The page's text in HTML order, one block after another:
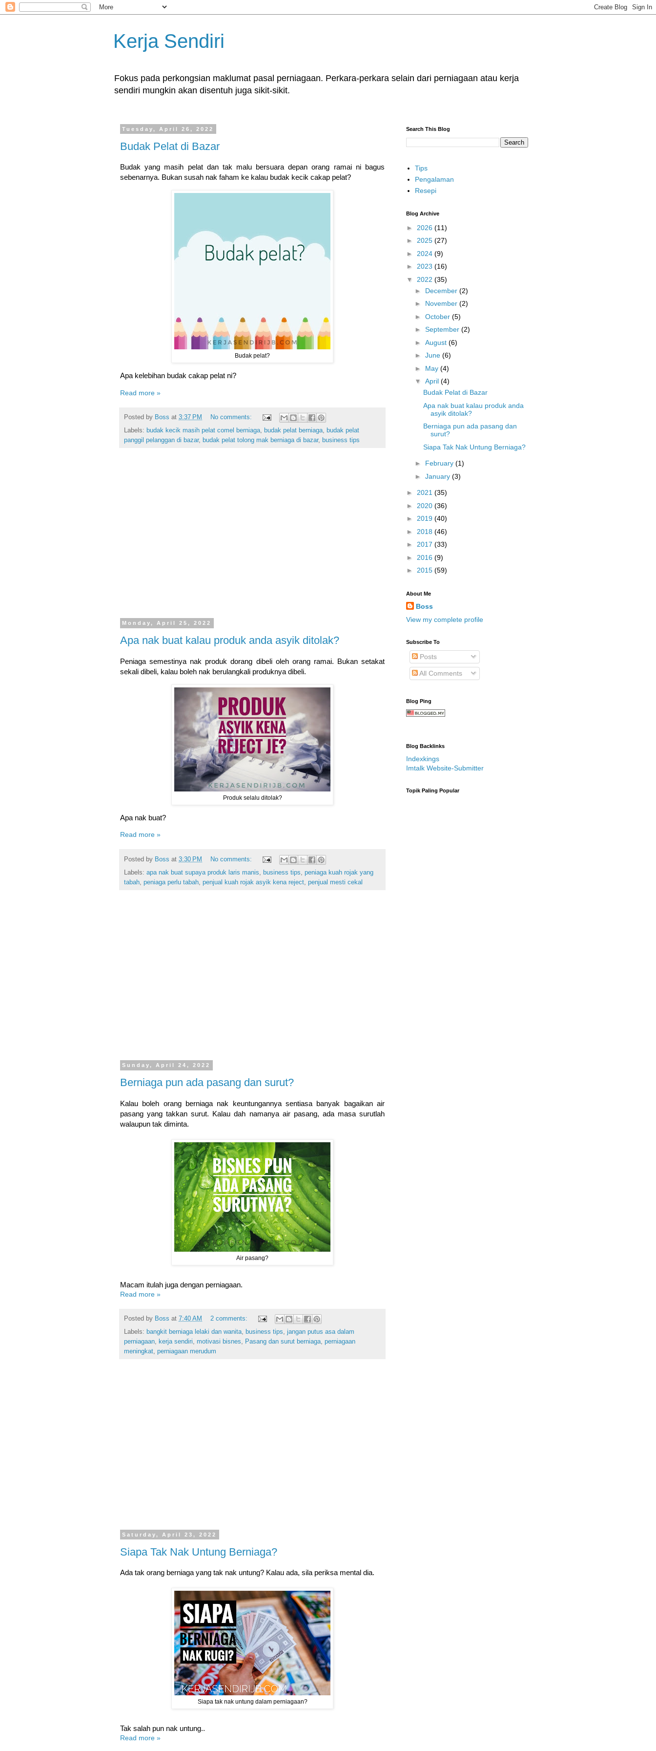
Kerja Sendiri
Fokus pada perkongsian maklumat pasal perniagaan. Perkara-perkara selain dari perniagaan atau kerja
sendiri mungkin akan disentuh juga sikit-sikit.
Tuesday, April 26, 2022
Budak Pelat di Bazar
Budak yang masih pelat dan tak malu bersuara depan orang ramai ni bagus
sebenarnya. Bukan susah nak faham ke kalau budak kecik cakap pelat?
Budak pelat?
Apa kelebihan budak cakap pelat ni?
Read more »
Posted by Boss at 3:37 PM
No comments:
Labels: budak kecik masih pelat comel berniaga, budak pelat berniaga, budak pelat
panggil pelanggan di bazar, budak pelat tolong mak berniaga di bazar, business tips
Monday, April 25, 2022
Apa nak buat kalau produk anda asyik ditolak?
Peniaga semestinya nak produk dorang dibeli oleh orang ramai. Bukan setakat
sekali dibeli, kalau boleh nak berulangkali produknya dibeli.
Produk selalu ditolak?
Apa nak buat?
Read more »
Posted by Boss at 3:30 PM
No comments:
Labels: apa nak buat supaya produk laris manis business tips
peniaga kuah rojak yang
tabah peniaga perlu tabah penjual kuah rojak asyik kena reject penjual mesti cekal
Sunday, April 24, 2022
Berniaga pun ada pasang dan surut?
Kalau boleh orang berniaga nak keuntungannya sentiasa banyak bagaikan air
pasang yang takkan surut. Kalau dah namanya air pasang, ada masa surutlah
walaupun tak diminta.
Air pasang?
Macam itulah juga dengan perniagaan.
Read more »
Posted by Boss at 7:40 AM
2 comments:
Labels: bangkit berniaga lelaki dan wanita, business tips, jangan putus asa dalam
perniagaan, kerja sendiri, motivasi bisnes, Pasang dan surut berniaga, perniagaan
meningkat, perniagaan merudum
Saturday, April 23, 2022
Siapa Tak Nak Untung Berniaga?
Ada tak orang berniaga yang tak nak untung? Kalau ada, sila periksa mental dia.
Siapa tak nak untung dalam perniagaan?
Tak salah pun nak untung..
Read more »
Search This Blog
Tips
Pengalaman
Resepi
Blog Archive
► 2026 (11)
► 2025 (27)
► 2024 (9)
► 2023 (16)
▼ 2022 (35)
► December (2)
► November (2)
► October (5)
► September (2)
► August (6)
► June (6)
► May (4)
▼ April (4)
Budak Pelat di Bazar
Apa nak buat kalau produk anda
asyik ditolak?
Berniaga pun ada pasang dan
surut?
Siapa Tak Nak Untung Berniaga?
► February (1)
► January (3)
► 2021 (35)
► 2020 (36)
► 2019 (40)
► 2018 (46)
► 2017 (33)
► 2016 (9)
► 2015 (59)
About Me
Boss
View my complete profile
Subscribe To
Posts
All Comments
Blog Ping
Blog Backlinks
Indexkings
Imtalk Website-Submitter
Topik Paling Popular